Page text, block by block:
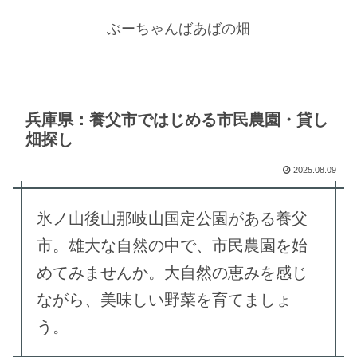
ぶーちゃんばあばの畑
兵庫県：養父市ではじめる市民農園・貸し
畑探し
2025.08.09
氷ノ山後山那岐山国定公園がある養父
市。雄大な自然の中で、市民農園を始
めてみませんか。大自然の恵みを感じ
ながら、美味しい野菜を育てましょ
う。